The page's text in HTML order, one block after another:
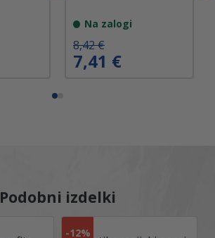
Na zalogi
8,42€
I
z
v
j
e
b
i
7,41 €
T
r
e
a
j
e
:
Podobni izdelki
-12%